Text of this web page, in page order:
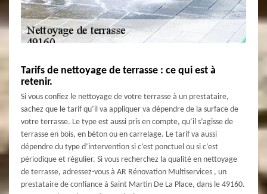
Tarifs de nettoyage de terrasse : ce qui est à
retenir.
Si vous confiez le nettoyage de votre terrasse à un prestataire,
sachez que le tarif qu’il va appliquer va dépendre de la surface de
votre terrasse. Le type est aussi pris en compte, qu’il s’agisse de
terrasse en bois, en béton ou en carrelage. Le tarif va aussi
dépendre du type d’intervention si c’est ponctuel ou si c’est
périodique et régulier. Si vous recherchez la qualité en nettoyage
de terrasse, adressez-vous à AR Rénovation Multiservices , un
prestataire de confiance à Saint Martin De La Place, dans le 49160.